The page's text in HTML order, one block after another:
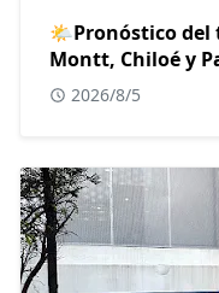
🌤Pronóstico del
Montt, Chiloé y
2026/8/5